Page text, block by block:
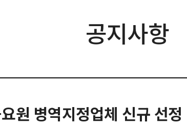
공지사항
원 병역지정업체 신규 선